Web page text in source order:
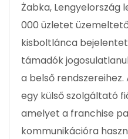
Żabka, Lengyelország
000 üzletet
kisboltlánca
támadók
a belső
egy külső szolgáltató
amelyet a franchise
kommunikációra